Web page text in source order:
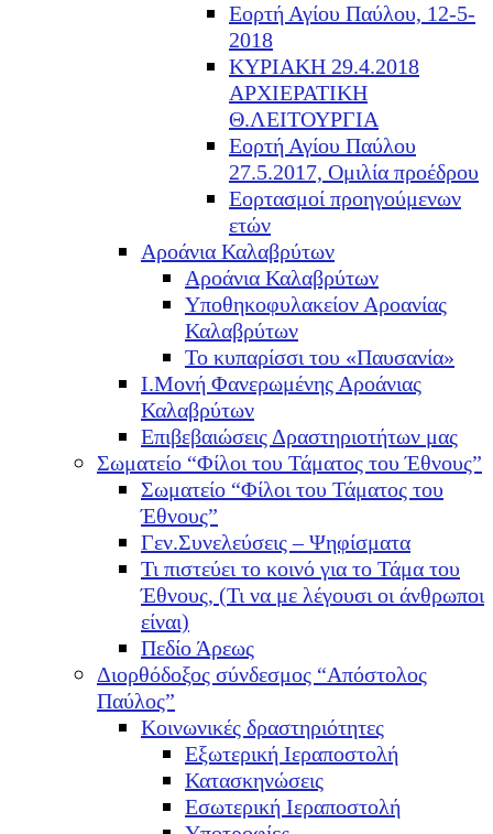
Εορτή Αγίου Παύλου, 12-5-
2018
ΚΥΡΙΑΚΗ 29.4.2018
ΑΡΧΙΕΡΑΤΙΚΗ
Θ.ΛΕΙΤΟΥΡΓΙΑ
Εορτή Αγίου Παύλου
27.5.2017, Ομιλία προέδρου
Εορτασμοί προηγούμενων
ετών
Αροάνια Καλαβρύτων
Αροάνια Καλαβρύτων
Υποθηκοφυλακείον Αροανίας
Καλαβρύτων
Το κυπαρίσσι του «Παυσανία»
Ι.Μονή Φανερωμένης Αροάνιας
Καλαβρύτων
Επιβεβαιώσεις Δραστηριοτήτων μας
Σωματείο “Φίλοι του Τάματος του Έθνους”
Σωματείο “Φίλοι του Τάματος του
Έθνους”
Γεν.Συνελεύσεις – Ψηφίσματα
Τι πιστεύει το κοινό για το Τάμα του
Έθνους, (Τι να με λέγουσι οι άνθρωποι
είναι)
Πεδίο Άρεως
Διορθόδοξος σύνδεσμος “Απόστολος
Παύλος”
Κοινωνικές δραστηριότητες
Εξωτερική Ιεραποστολή
Κατασκηνώσεις
Εσωτερική Ιεραποστολή